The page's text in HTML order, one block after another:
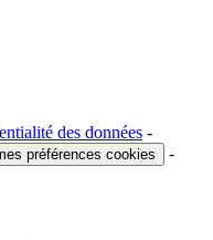
des données -
préférences cookies
-